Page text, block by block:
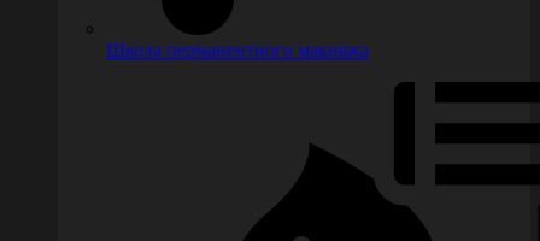
Школа перманентного макияжа